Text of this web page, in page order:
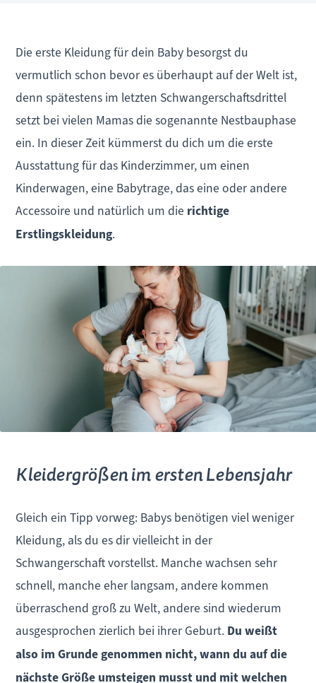
Die erste Kleidung für dein Baby besorgst du
vermutlich schon bevor es überhaupt auf der Welt ist,
denn spätestens im letzten Schwangerschaftsdrittel
setzt bei vielen Mamas die sogenannte Nestbauphase
ein. In dieser Zeit kümmerst du dich um die erste
Ausstattung für das Kinderzimmer, um einen
Kinderwagen, eine Babytrage, das eine oder andere
Accessoire und natürlich um die richtige
Erstlingskleidung.
Kleidergrößen im ersten Lebensjahr
Gleich ein Tipp vorweg: Babys benötigen viel weniger
Kleidung, als du es dir vielleicht in der
Schwangerschaft vorstellst. Manche wachsen sehr
schnell, manche eher langsam, andere kommen
überraschend groß zu Welt, andere sind wiederum
ausgesprochen zierlich bei ihrer Geburt. Du weißt
also im Grunde genommen nicht, wann du auf die
nächste Größe umsteigen musst und mit welchen